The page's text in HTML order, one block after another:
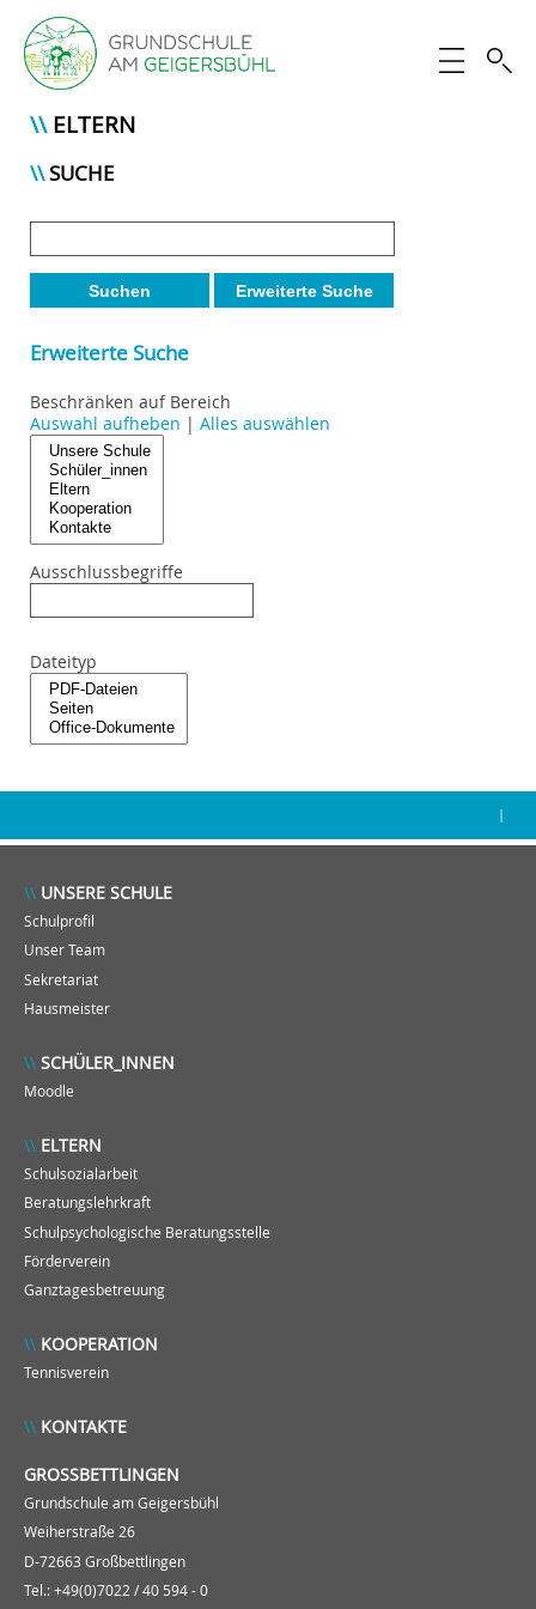
ELTERN
SUCHE
Suchen Erweiterte Suche
Erweiterte Suche
Beschränken auf Bereich
Auswahl aufheben | Alles auswählen
Ausschlussbegriffe
Dateityp
|
UNSERE SCHULE
Schulprofil
Unser Team
Sekretariat
Hausmeister
SCHÜLER_INNEN
Moodle
ELTERN
Schulsozialarbeit
Beratungslehrkraft
Schulpsychologische Beratungsstelle
Förderverein
Ganztagesbetreuung
KOOPERATION
Tennisverein
KONTAKTE
GROSSBETTLINGEN
Grundschule am Geigersbühl
Weiherstraße 26
D-72663 Großbettlingen
Tel.: +49(0)7022 / 40 594 - 0